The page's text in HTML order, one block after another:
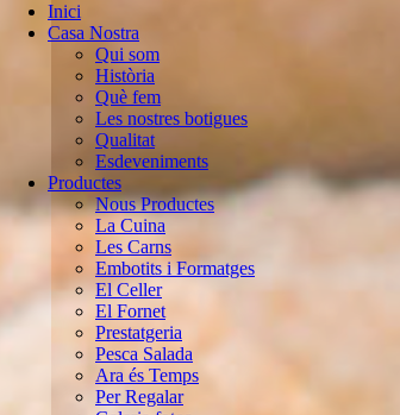
Inici
Casa Nostra
Qui som
Història
Què fem
Les nostres botigues
Qualitat
Esdeveniments
Productes
Nous Productes
La Cuina
Les Carns
Embotits i Formatges
El Celler
El Fornet
Prestatgeria
Pesca Salada
Ara és Temps
Per Regalar